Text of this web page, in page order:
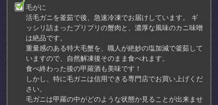
毛がに
活毛ガニを釜茹で後、急速冷凍でお届けしています。 ギ
ッシリ詰まったプリプリの蟹肉と、濃厚な風味のカニ味噌
は絶品です。
重量感のある特大毛蟹を、職人が絶妙の塩加減で釜茹して
いますので、自然解凍後そのまま食べれます。
食べ終わった後の甲羅酒も美味です！
しかし、特に毛ガニは信用できる専門店でお買い上げくだ
さい。
毛ガニは甲羅の中がどのような状態か見ることが出来ませ